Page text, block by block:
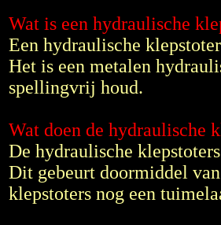
Wat is een hydraulische
Een hydraulische
Het is een metalen
spellingvrij houd.
Wat doen de hydraulische
De hydraulische
Dit gebeurt doormiddel
klepstoters nog een